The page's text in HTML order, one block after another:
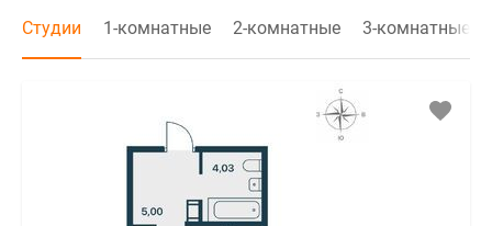
Студии 1-комнатные 2-комнатные 3-комнатные